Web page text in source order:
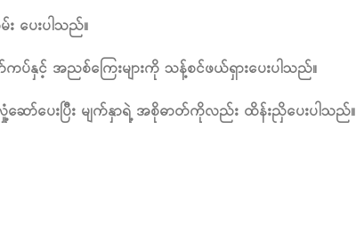
ပေးပါသည်။
တ်ကပ်နှင့် အညစ်ကြေးများကို သန့်စင်ဖယ်ရှားပေးပါသည်။
ဆော်ပေးပြီး မျက်နှာရဲ့ အစိုဓာတ်ကိုလည်း ထိန်းညှိပေးပါသည်။